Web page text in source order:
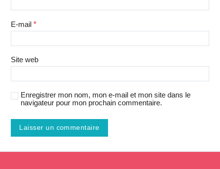
E-mail *
Site web
Enregistrer mon nom, mon e-mail et mon site dans le
navigateur pour mon prochain commentaire.